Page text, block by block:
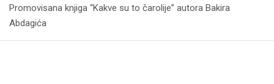
Promovisana knjiga “Kakve su to čarolije” autora Bakira
Abdagića